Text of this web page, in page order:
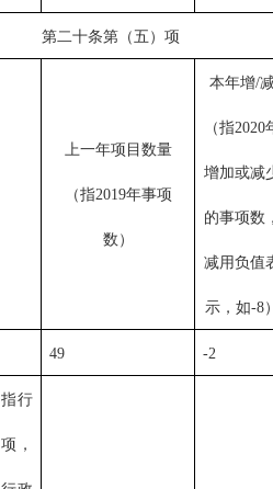
第二十条第（五）项
上一年项目数量
（指2019年事项
数）
本年增/
（指2020
增加或减
的事项数
减用负值
示，如-8
49 -2
行
，